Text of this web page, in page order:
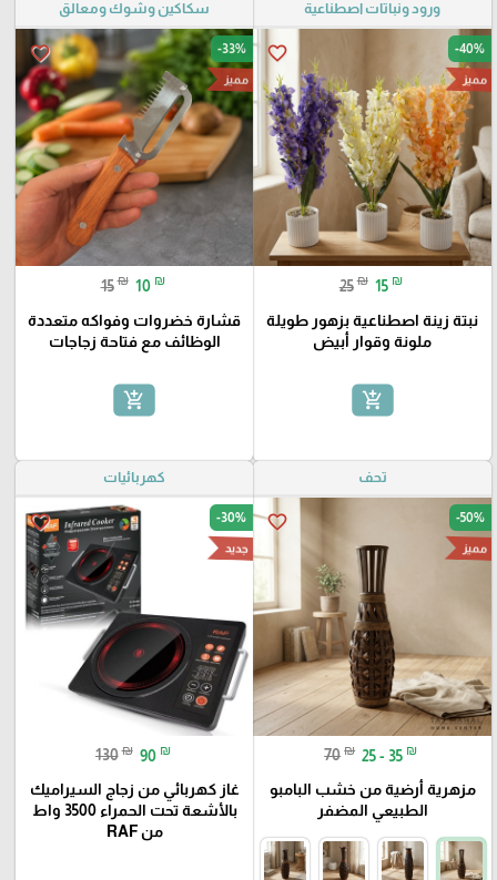
ورود ونباتات اصطناعية
favorite_border -40%
مميز
25 ₪ 15 ₪
نبتة زينة اصطناعية بزهور طويلة
ملونة وقوار أبيض
add_shopping_cart
سكاكين وشوك ومعالق
favorite_border -33%
مميز
15 ₪ 10 ₪
قشارة خضروات وفواكه متعددة
الوظائف مع فتاحة زجاجات
add_shopping_cart
تحف
favorite_border -50%
مميز
70 ₪ 25 - 35 ₪
مزهرية أرضية من خشب البامبو
الطبيعي المضفر
كهربائيات
favorite_border -30%
جديد
130 ₪ 90 ₪
غاز كهربائي من زجاج السيراميك
بالأشعة تحت الحمراء 3500 واط
من RAF